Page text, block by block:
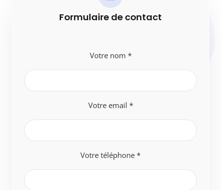
Formulaire de contact
Votre nom *
Votre email *
Votre téléphone *